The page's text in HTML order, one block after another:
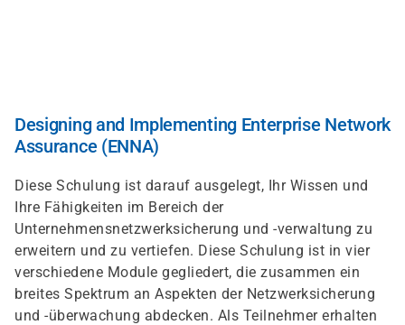
Designing and Implementing Enterprise Network
Assurance (ENNA)
Diese Schulung ist darauf ausgelegt, Ihr Wissen und
Ihre Fähigkeiten im Bereich der
Unternehmensnetzwerksicherung und -verwaltung zu
erweitern und zu vertiefen. Diese Schulung ist in vier
verschiedene Module gegliedert, die zusammen ein
breites Spektrum an Aspekten der Netzwerksicherung
und -überwachung abdecken. Als Teilnehmer erhalten